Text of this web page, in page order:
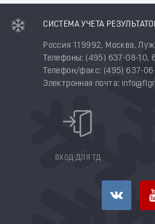
СИСТЕМА УЧЕТА
Россия 119992, Москва,
Телефоны: (495) 637-08-10,
Телефон/факс: (495) 637-
Электронная почта:
ВХОД ДЛЯ ТД